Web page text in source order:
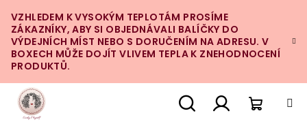
na
obsah
VZHLEDEM K VYSOKÝM TEPLOTÁM PROSÍME
ZÁKAZNÍKY, ABY SI OBJEDNÁVALI BALÍČKY DO
VÝDEJNÍCH MÍST NEBO S DORUČENÍM NA ADRESU. V
BOXECH MŮŽE DOJÍT VLIVEM TEPLA K ZNEHODNOCENÍ
PRODUKTŮ.